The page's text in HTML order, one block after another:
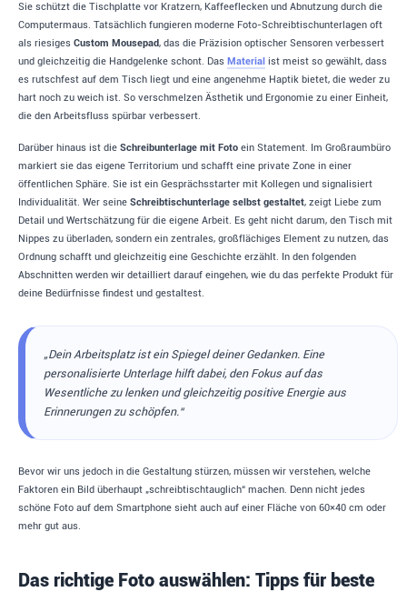
Sie schützt die Tischplatte vor Kratzern, Kaffeeflecken und Abnutzung durch die
Computermaus. Tatsächlich fungieren moderne Foto-Schreibtischunterlagen oft
als riesiges Custom Mousepad, das die Präzision optischer Sensoren verbessert
und gleichzeitig die Handgelenke schont. Das Material ist meist so gewählt, dass
es rutschfest auf dem Tisch liegt und eine angenehme Haptik bietet, die weder zu
hart noch zu weich ist. So verschmelzen Ästhetik und Ergonomie zu einer Einheit,
die den Arbeitsfluss spürbar verbessert.
Darüber hinaus ist die Schreibunterlage mit Foto ein Statement. Im Großraumbüro
markiert sie das eigene Territorium und schafft eine private Zone in einer
öffentlichen Sphäre. Sie ist ein Gesprächsstarter mit Kollegen und signalisiert
Individualität. Wer seine Schreibtischunterlage selbst gestaltet, zeigt Liebe zum
Detail und Wertschätzung für die eigene Arbeit. Es geht nicht darum, den Tisch mit
Nippes zu überladen, sondern ein zentrales, großflächiges Element zu nutzen, das
Ordnung schafft und gleichzeitig eine Geschichte erzählt. In den folgenden
Abschnitten werden wir detailliert darauf eingehen, wie du das perfekte Produkt für
deine Bedürfnisse findest und gestaltest.
„Dein Arbeitsplatz ist ein Spiegel deiner Gedanken. Eine
personalisierte Unterlage hilft dabei, den Fokus auf das
Wesentliche zu lenken und gleichzeitig positive Energie aus
Erinnerungen zu schöpfen.“
Bevor wir uns jedoch in die Gestaltung stürzen, müssen wir verstehen, welche
Faktoren ein Bild überhaupt „schreibtischtauglich“ machen. Denn nicht jedes
schöne Foto auf dem Smartphone sieht auch auf einer Fläche von 60×40 cm oder
mehr gut aus.
Das richtige Foto auswählen: Tipps für beste